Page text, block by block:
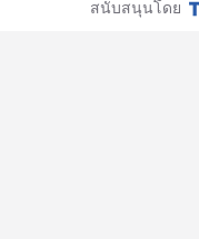
สนับสนุนโดย